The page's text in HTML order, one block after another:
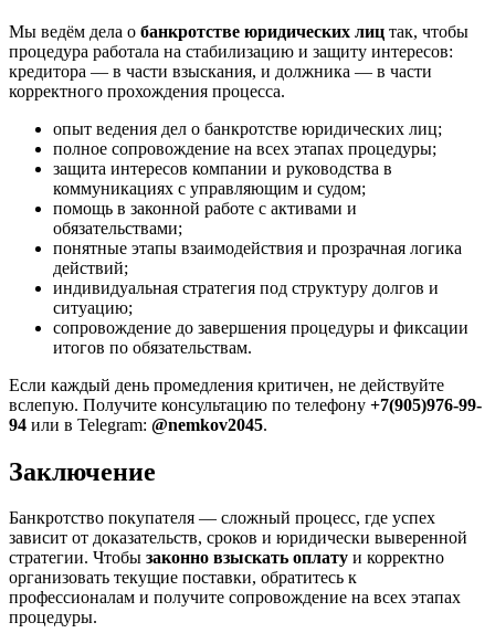
Мы ведём дела о банкротстве юридических лиц так, чтобы
процедура работала на стабилизацию и защиту интересов:
кредитора — в части взыскания, и должника — в части
корректного прохождения процесса.
опыт ведения дел о банкротстве юридических лиц;
полное сопровождение на всех этапах процедуры;
защита интересов компании и руководства в
коммуникациях с управляющим и судом;
помощь в законной работе с активами и
обязательствами;
понятные этапы взаимодействия и прозрачная логика
действий;
индивидуальная стратегия под структуру долгов и
ситуацию;
сопровождение до завершения процедуры и фиксации
итогов по обязательствам.
Если каждый день промедления критичен, не действуйте
вслепую. Получите консультацию по телефону +7(905)976-99-
94 или в Telegram: @nemkov2045.
Заключение
Банкротство покупателя — сложный процесс, где успех
зависит от доказательств, сроков и юридически выверенной
стратегии. Чтобы законно взыскать оплату и корректно
организовать текущие поставки, обратитесь к
профессионалам и получите сопровождение на всех этапах
процедуры.